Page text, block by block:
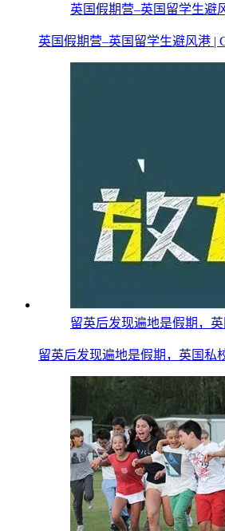
英国假期营–英国留学生避
英国假期营–英国留学生避风港 |
留英后发现遍地是假期，
留英后发现遍地是假期，英国私